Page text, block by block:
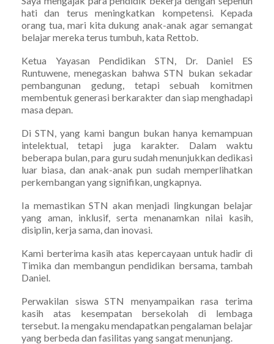
hati dan terus meningkatkan kompetensi. Kepada
orang tua, mari kita dukung anak-anak agar semangat
belajar mereka terus tumbuh, kata Rettob.
Ketua Yayasan Pendidikan STN, Dr. Daniel ES
Runtuwene, menegaskan bahwa STN bukan sekadar
pembangunan gedung, tetapi sebuah komitmen
membentuk generasi berkarakter dan siap menghadapi
masa depan.
Di STN, yang kami bangun bukan hanya kemampuan
intelektual, tetapi juga karakter. Dalam waktu
beberapa bulan, para guru sudah menunjukkan dedikasi
luar biasa, dan anak-anak pun sudah memperlihatkan
perkembangan yang signifikan, ungkapnya.
Ia memastikan STN akan menjadi lingkungan belajar
yang aman, inklusif, serta menanamkan nilai kasih,
disiplin, kerja sama, dan inovasi.
Kami berterima kasih atas kepercayaan untuk hadir di
Timika dan membangun pendidikan bersama, tambah
Daniel.
Perwakilan siswa STN menyampaikan rasa terima
kasih atas kesempatan bersekolah di lembaga
tersebut. Ia mengaku mendapatkan pengalaman belajar
yang berbeda dan fasilitas yang sangat menunjang.